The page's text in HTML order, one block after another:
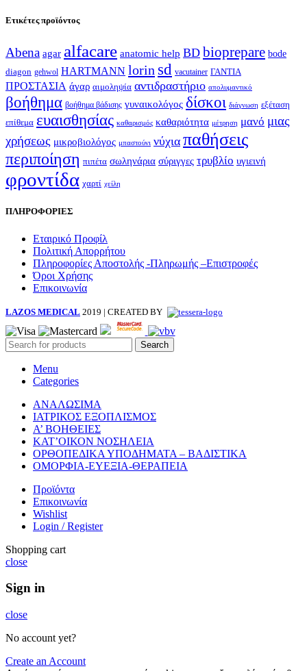
Ετικέτες προϊόντος
Abena agar alfacare anatomic help BD bioprepare bode
diagon gehwol HARTMANN lorin sd vacutainer ΓΑΝΤΙΑ
ΠΡΟΣΤΑΣΙΑ άγαρ αιμοληψία αντιδραστήριο απολυμαντικό
βοήθημα βοήθημα βάδισης γυναικολόγος δίσκοι διάγνωση εξέταση
επίθεμα ευαισθησίας καθαρισμός καθαριότητα μέτρηση μανό μιας
χρήσεως μικροβιολόγος μπαστούνι νύχια παθήσεις
περιποίηση πιπέτα σωληνάρια σύριγγες τρυβλίο υγιεινή
φροντίδα χαρτί χείλη
ΠΛΗΡΟΦΟΡΙΕΣ
Εταιρικό Προφίλ
Πολιτική Απορρήτου
Πληροφορίες Αποστολής -Πληρωμής –Επιστροφές
Όροι Χρήσης
Επικοινωνία
LAZOS MEDICAL 2019 | CREATED BY
Search
Menu
Categories
ΑΝΑΛΩΣΙΜΑ
ΙΑΤΡΙΚΟΣ ΕΞΟΠΛΙΣΜΟΣ
Α’ ΒΟΗΘΕΙΕΣ
ΚΑΤ’ΟΙΚΟΝ ΝΟΣΗΛΕΙΑ
ΟΡΘΟΠΕΔΙΚΑ ΥΠΟΔΗΜΑΤΑ – ΒΑΔΙΣΤΙΚΑ
ΟΜΟΡΦΙΑ-ΕΥΕΞΙΑ-ΘΕΡΑΠΕΙΑ
Προϊόντα
Επικοινωνία
Wishlist
Login / Register
Shopping cart
close
Sign in
close
No account yet?
Create an Account